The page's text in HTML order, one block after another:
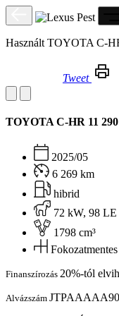
Használt TOYOTA C-
Tweet
TOYOTA C-HR 11
2025/05
6 269 km
hibrid
72 kW, 98 LE
1798 cm³
Finanszírozás 20%-tól
Alvázszám